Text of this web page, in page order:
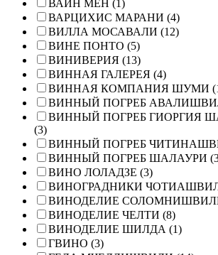
ВАЙН МЕН (1)
ВАРЦИХИС МАРАНИ (4)
ВИЛЛА МОСАВАЛИ (12)
ВИНЕ ПОНТО (5)
ВИНИВЕРИЯ (13)
ВИННАЯ ГАЛЕРЕЯ (4)
ВИННАЯ КОМПАНИЯ ШУМИ
ВИННЫЙ ПОГРЕБ
ВИННЫЙ ПОГРЕБ ГИОРГИЯ
(3)
ВИННЫЙ ПОГРЕБ
ВИННЫЙ ПОГРЕБ ШАЛАУРИ
ВИНО ЛОЛАДЗЕ (3)
ВИНОГРАДНИКИ
ВИНОДЕЛИЕ
ВИНОДЕЛИЕ ЧЕЛТИ (8)
ВИНОДЕЛИЕ ШИЛДА (1)
ГВИНО (3)